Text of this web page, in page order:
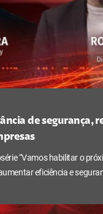
de segurança,
“Vamos habilitar o
eficiência e